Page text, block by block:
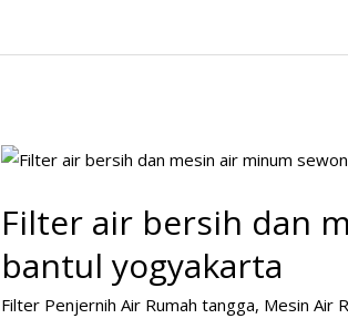
Filter air bersih dan
bantul yogyakarta
Filter Penjernih Air Rumah tangga, Mesin Air
Filter
bersih
mesin
air